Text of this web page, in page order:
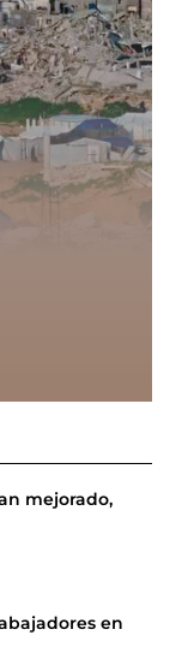
mejorado,
en